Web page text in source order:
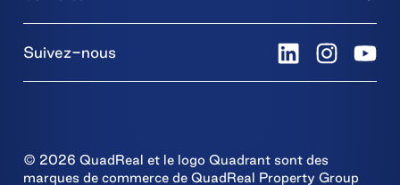
Suivez-nous
© 2026 QuadReal et le logo Quadrant sont des
marques de commerce de QuadReal Property Group